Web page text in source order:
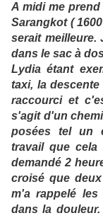
A midi me
Sarangkot (
serait meilleure.
dans le sac à
Lydia étant
taxi, la
raccourci et
s'agit d'un
posées tel un
travail que cela
demandé 2
croisé que
m'a rappelé
dans la